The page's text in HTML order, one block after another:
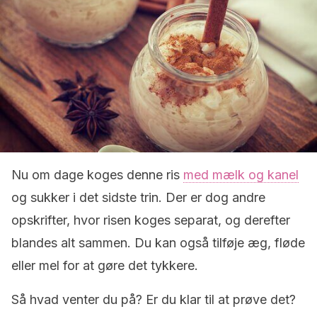
Nu om dage koges denne ris med mælk og kanel
og sukker i det sidste trin. Der er dog andre
opskrifter, hvor risen koges separat, og derefter
blandes alt sammen. Du kan også tilføje æg, fløde
eller mel for at gøre det tykkere.
Så hvad venter du på? Er du klar til at prøve det?